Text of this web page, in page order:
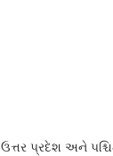
ઉત્તર પ્રદેશ અને